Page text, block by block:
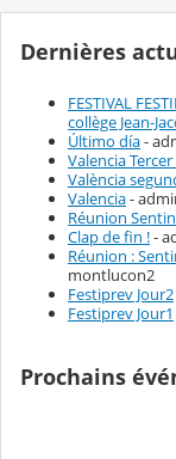
Dernières
FESTIVAL
collège Jean-
Último día-
Valencia
València
Valencia-
Réunion
Clap de fin !-
Réunion :
montlucon2
Festiprev Jour2
Festiprev Jour1
Prochains